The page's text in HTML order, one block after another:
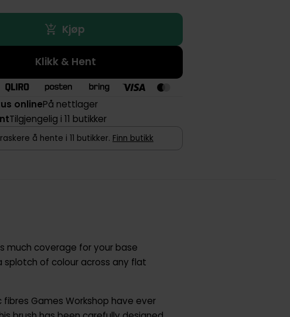
Kjøp
Klikk & Hent
onlinePå nettlager
Tilgjengelig i 11 butikker
å hente i 11 butikker. Finn butikk
much coverage for your base
splotch of colour across any flat
Games Workshop have ever